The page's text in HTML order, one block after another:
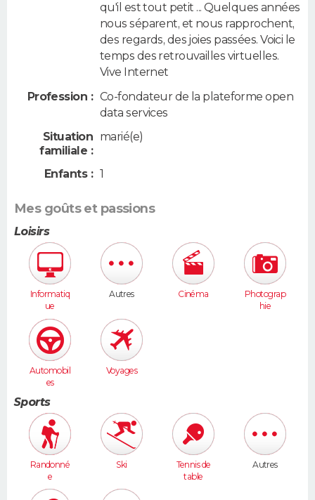
qu'il est tout petit ... Quelques années
nous séparent, et nous rapprochent,
des regards, des joies passées. Voici le
temps des retrouvailles virtuelles.
Vive Internet
Profession : Co-fondateur de la plateforme open
data services
Situation
familiale :
marié(e)
Enfants : 1
Mes goûts et passions
Loisirs
Informatiq
ue
Autres Cinéma
Photograp
hie
Automobil
es
Voyages
Sports
Randonné
e
Ski
Tennis de
table
Autres